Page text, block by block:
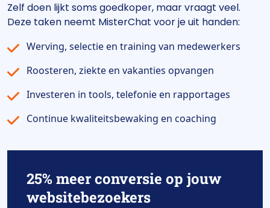
Zelf doen lijkt soms goedkoper, maar vraagt veel.
Deze taken neemt MisterChat voor je uit handen:
Werving, selectie en training van medewerkers
Roosteren, ziekte en vakanties opvangen
Investeren in tools, telefonie en rapportages
Continue kwaliteitsbewaking en coaching
25% meer conversie op jouw
websitebezoekers